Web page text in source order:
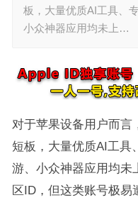
板，大量优质AI工具、
小众神器应用均未上…
对于苹果设备用户而言
短板，大量优质AI工具
游、小众神器应用均未
区ID，但这类账号极易